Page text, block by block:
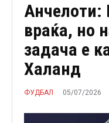
враќа, но
задача е
Халанд
ФУДБАЛ 05/07/2026